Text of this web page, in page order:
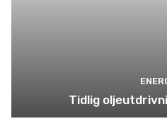
Tidlig